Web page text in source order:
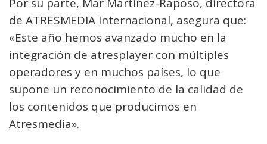
de ATRESMEDIA Internacional, asegura que:
«Este año hemos avanzado mucho en la
integración de atresplayer con múltiples
operadores y en muchos países, lo que
supone un reconocimiento de la calidad de
los contenidos que producimos en
Atresmedia».